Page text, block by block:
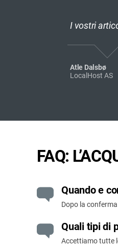
I vostri
Atle Dalsbø
LocalHost AS
FAQ:
Quando e
Dopo la
Quali tipi di
Accettiamo tutte